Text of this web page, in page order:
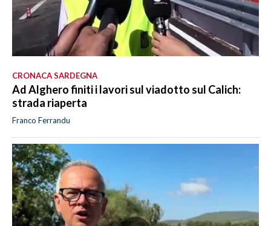
CRONACA SARDEGNA
Ad Alghero finiti i lavori sul viadotto sul Calich:
strada riaperta
Franco Ferrandu